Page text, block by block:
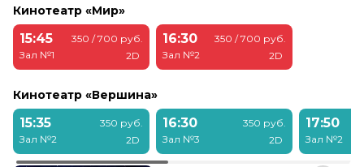
Кинотеатр «Мир»
15:45
Зал №1
350 / 700 руб.
2D
16:30
Зал №2
350 / 700 руб.
2D
Кинотеатр «Вершина»
15:35
Зал №2
350 руб.
2D
16:30
Зал №3
350 руб.
2D
17:50
Зал №2